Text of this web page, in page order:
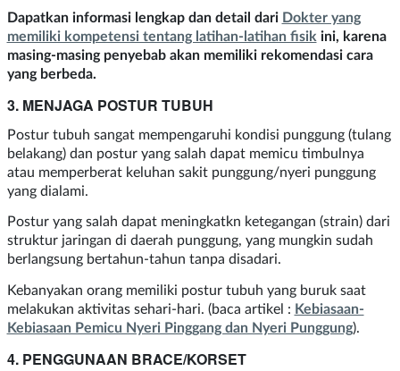
Dapatkan informasi lengkap dan detail dari Dokter yang
memiliki kompetensi tentang latihan-latihan fisikini, karena
masing-masing penyebab akan memiliki rekomendasi cara
yang berbeda.
3. MENJAGA POSTUR TUBUH
Postur tubuh sangat mempengaruhi kondisi punggung (tulang
belakang) dan postur yang salah dapat memicu timbulnya
atau memperberat keluhan sakit punggung/nyeri punggung
yang dialami.
Postur yang salah dapat meningkatkn ketegangan (strain) dari
struktur jaringan di daerah punggung, yang mungkin sudah
berlangsung bertahun-tahun tanpa disadari.
Kebanyakan orang memiliki postur tubuh yang buruk saat
melakukan aktivitas sehari-hari. (baca artikel : Kebiasaan-
Kebiasaan Pemicu Nyeri Pinggang dan Nyeri Punggung).
4. PENGGUNAAN BRACE/KORSET